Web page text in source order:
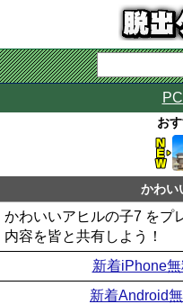
お
かわい
かわいいアヒルの子7 をプ
内容を皆と共有しよう！
新着iPhone
新着Android